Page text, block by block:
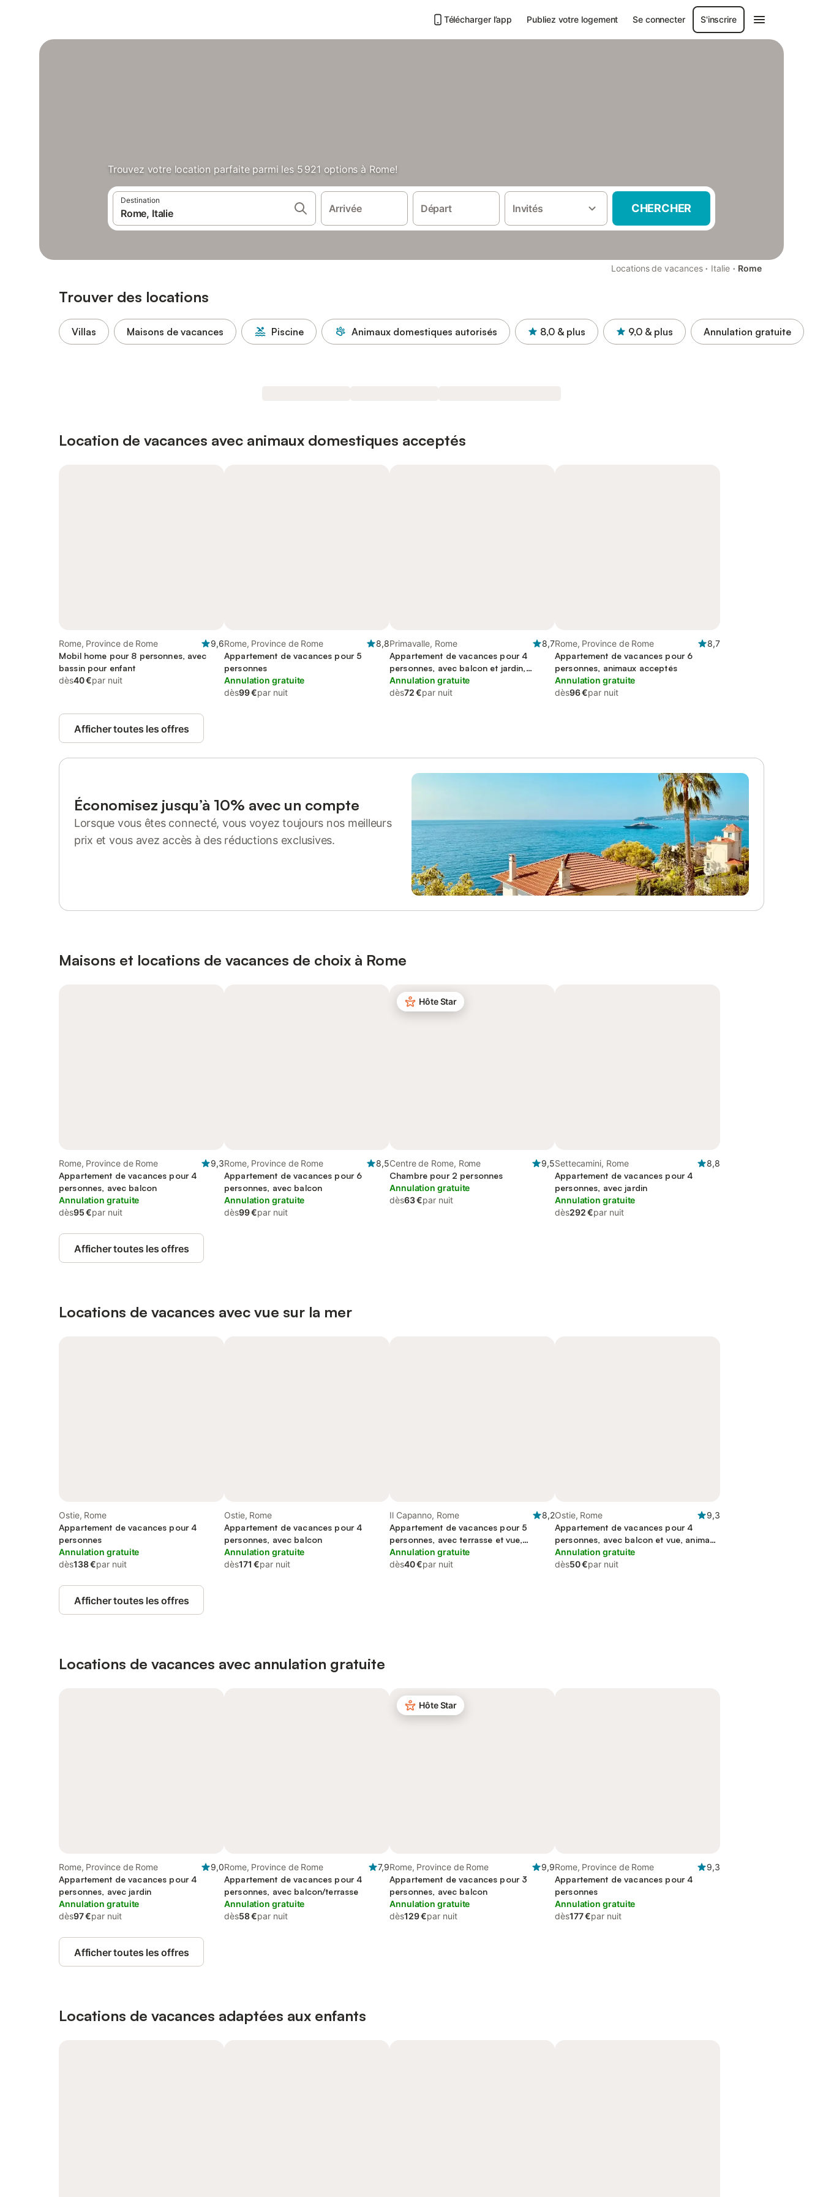
Télécharger l’app Publiez votre logement Se connecter S'inscrire
Trouvez votre location parfaite parmi les 5 921 options à Rome!
Destination
Arrivée Départ Invités CHERCHER
Locations de vacances · Italie · Rome
Trouver des locations
Villas Maisons de vacances Piscine Animaux domestiques autorisés 8,0 & plus 9,0 & plus Annulation gratuite
Location de vacances avec animaux domestiques acceptés
Rome, Province de Rome
9,6
Mobil home pour 8 personnes, avec
bassin pour enfant
dès40 €par nuit
Rome, Province de Rome
8,8
Appartement de vacances pour 5
personnes
Annulation gratuite
dès99 €par nuit
Primavalle, Rome
8,7
Appartement de vacances pour 4
personnes, avec balcon et jardin,
animaux acceptés
Annulation gratuite
dès72 €par nuit
Rome, Province de Rome
8,7
Appartement de vacances pour 6
personnes, animaux acceptés
Annulation gratuite
dès96 €par nuit
Afficher toutes les offres
Économisez jusqu’à 10% avec un compte
Lorsque vous êtes connecté, vous voyez toujours nos meilleurs
prix et vous avez accès à des réductions exclusives.
Maisons et locations de vacances de choix à Rome
Rome, Province de Rome
9,3
Appartement de vacances pour 4
personnes, avec balcon
Annulation gratuite
dès95 €par nuit
Rome, Province de Rome
8,5
Appartement de vacances pour 6
personnes, avec balcon
Annulation gratuite
dès99 €par nuit
Hôte Star
Centre de Rome, Rome
9,5
Chambre pour 2 personnes
Annulation gratuite
dès63 €par nuit
Settecamini, Rome
8,8
Appartement de vacances pour 4
personnes, avec jardin
Annulation gratuite
dès292 €par nuit
Afficher toutes les offres
Locations de vacances avec vue sur la mer
Ostie, Rome
Appartement de vacances pour 4
personnes
Annulation gratuite
dès138 €par nuit
Ostie, Rome
Appartement de vacances pour 4
personnes, avec balcon
Annulation gratuite
dès171 €par nuit
Il Capanno, Rome
8,2
Appartement de vacances pour 5
personnes, avec terrasse et vue,
animaux acceptés
Annulation gratuite
dès40 €par nuit
Ostie, Rome
9,3
Appartement de vacances pour 4
personnes, avec balcon et vue, animaux
acceptés
Annulation gratuite
dès50 €par nuit
Afficher toutes les offres
Locations de vacances avec annulation gratuite
Rome, Province de Rome
9,0
Appartement de vacances pour 4
personnes, avec jardin
Annulation gratuite
dès97 €par nuit
Rome, Province de Rome
7,9
Appartement de vacances pour 4
personnes, avec balcon/terrasse
Annulation gratuite
dès58 €par nuit
Hôte Star
Rome, Province de Rome
9,9
Appartement de vacances pour 3
personnes, avec balcon
Annulation gratuite
dès129 €par nuit
Rome, Province de Rome
9,3
Appartement de vacances pour 4
personnes
Annulation gratuite
dès177 €par nuit
Afficher toutes les offres
Locations de vacances adaptées aux enfants